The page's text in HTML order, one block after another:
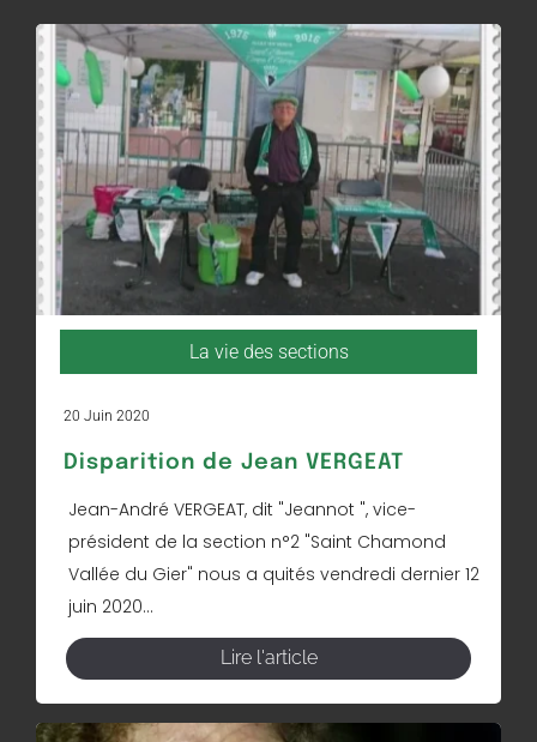
La vie des sections
20 Juin 2020
Disparition de Jean VERGEAT
Jean-André VERGEAT, dit "Jeannot ", vice-
président de la section n°2 "Saint Chamond
Vallée du Gier" nous a quités vendredi dernier 12
juin 2020...
Lire l'article